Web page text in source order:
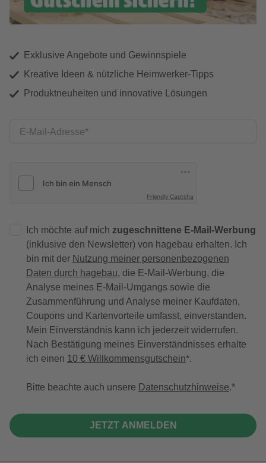
Exklusive Angebote und Gewinnspiele
Kreative Ideen & nützliche Heimwerker-Tipps
Produktneuheiten und innovative Lösungen
E-Mail-Adresse
Friendly Captcha
Ich möchte auf mich zugeschnittene E-Mail-Werbung
(inklusive den Newsletter) von hagebau erhalten. Ich
bin mit der Nutzung meiner personenbezogenen
Daten durch hagebau, die E-Mail-Werbung, die
Analyse meines E-Mail-Umgangs sowie die
Zusammenführung und Analyse meiner Kaufdaten,
Coupons und Kartenvorteile umfasst, einverstanden.
Mein Einverständnis kann ich jederzeit widerrufen.
Nach Bestätigung meines Einverständnisses erhalte
ich einen 10 € Willkommensgutschein*.
Bitte beachte auch unsere Datenschutzhinweise.
JETZT ANMELDEN